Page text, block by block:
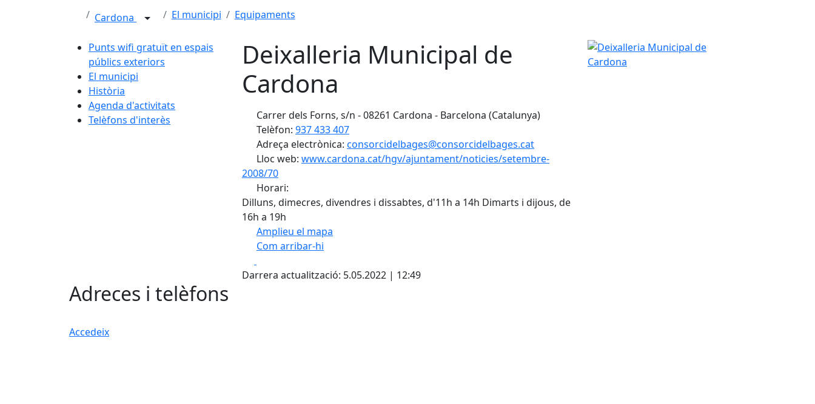
Cardona El municipi Equipaments
Punts wifi gratuït en espais
públics exteriors
El municipi
Història
Agenda d'activitats
Telèfons d'interès
Deixalleria Municipal de
Cardona
Carrer dels Forns, s/n - 08261 Cardona - Barcelona (Catalunya)
Telèfon: 937 433 407
Adreça electrònica: consorcidelbages@consorcidelbages.cat
Lloc web: www.cardona.cat/hgv/ajuntament/noticies/setembre-
2008/70
Horari:
Dilluns, dimecres, divendres i dissabtes, d'11h a 14h Dimarts i dijous, de
16h a 19h
Amplieu el mapa
Com arribar-hi
+
Darrera actualització: 5.05.2022 | 12:49
Deixalleria Municipal de Cardona
Adreces i telèfons
Accedeix